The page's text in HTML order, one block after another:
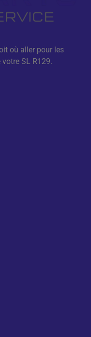
où aller pour les
votre SL R129.